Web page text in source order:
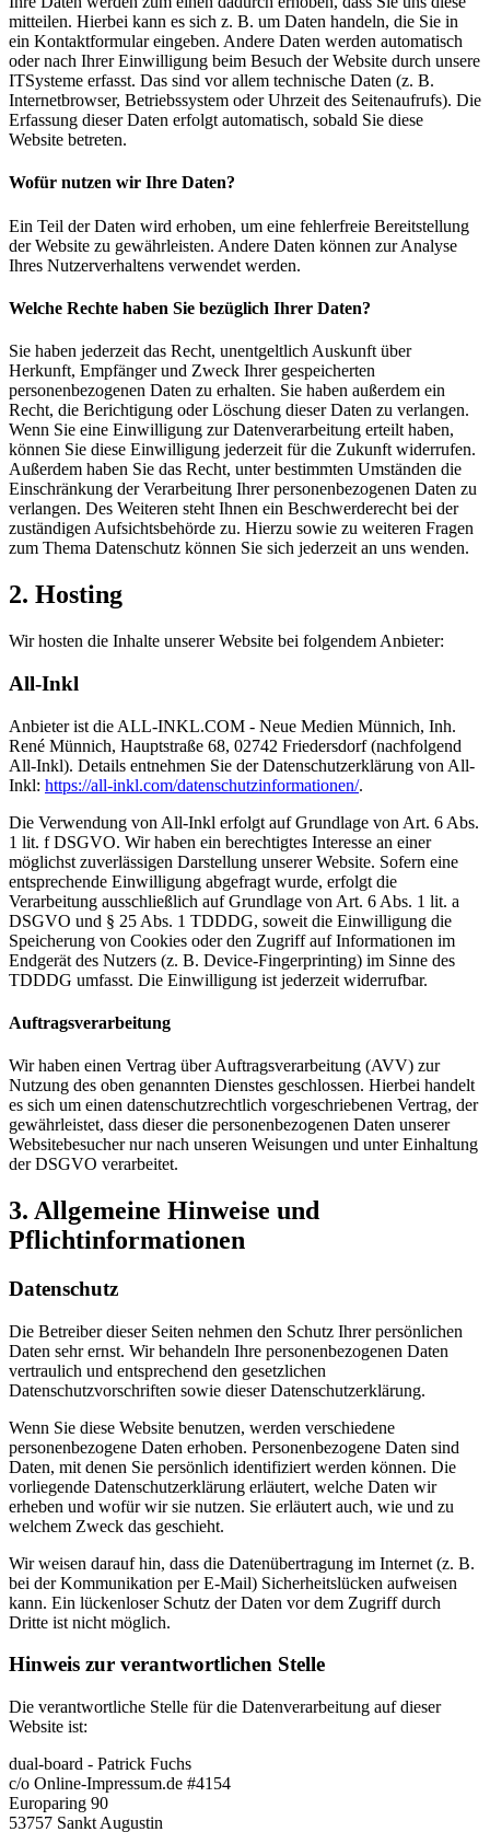
mitteilen. Hierbei kann es sich z. B. um Daten handeln, die Sie in
ein Kontaktformular eingeben. Andere Daten werden automatisch
oder nach Ihrer Einwilligung beim Besuch der Website durch unsere
ITSysteme erfasst. Das sind vor allem technische Daten (z. B.
Internetbrowser, Betriebssystem oder Uhrzeit des Seitenaufrufs). Die
Erfassung dieser Daten erfolgt automatisch, sobald Sie diese
Website betreten.
Wofür nutzen wir Ihre Daten?
Ein Teil der Daten wird erhoben, um eine fehlerfreie Bereitstellung
der Website zu gewährleisten. Andere Daten können zur Analyse
Ihres Nutzerverhaltens verwendet werden.
Welche Rechte haben Sie bezüglich Ihrer Daten?
Sie haben jederzeit das Recht, unentgeltlich Auskunft über
Herkunft, Empfänger und Zweck Ihrer gespeicherten
personenbezogenen Daten zu erhalten. Sie haben außerdem ein
Recht, die Berichtigung oder Löschung dieser Daten zu verlangen.
Wenn Sie eine Einwilligung zur Datenverarbeitung erteilt haben,
können Sie diese Einwilligung jederzeit für die Zukunft widerrufen.
Außerdem haben Sie das Recht, unter bestimmten Umständen die
Einschränkung der Verarbeitung Ihrer personenbezogenen Daten zu
verlangen. Des Weiteren steht Ihnen ein Beschwerderecht bei der
zuständigen Aufsichtsbehörde zu. Hierzu sowie zu weiteren Fragen
zum Thema Datenschutz können Sie sich jederzeit an uns wenden.
2. Hosting
Wir hosten die Inhalte unserer Website bei folgendem Anbieter:
All-Inkl
Anbieter ist die ALL-INKL.COM - Neue Medien Münnich, Inh.
René Münnich, Hauptstraße 68, 02742 Friedersdorf (nachfolgend
All-Inkl). Details entnehmen Sie der Datenschutzerklärung von All-
Inkl: https://all-inkl.com/datenschutzinformationen/.
Die Verwendung von All-Inkl erfolgt auf Grundlage von Art. 6 Abs.
1 lit. f DSGVO. Wir haben ein berechtigtes Interesse an einer
möglichst zuverlässigen Darstellung unserer Website. Sofern eine
entsprechende Einwilligung abgefragt wurde, erfolgt die
Verarbeitung ausschließlich auf Grundlage von Art. 6 Abs. 1 lit. a
DSGVO und § 25 Abs. 1 TDDDG, soweit die Einwilligung die
Speicherung von Cookies oder den Zugriff auf Informationen im
Endgerät des Nutzers (z. B. Device-Fingerprinting) im Sinne des
TDDDG umfasst. Die Einwilligung ist jederzeit widerrufbar.
Auftragsverarbeitung
Wir haben einen Vertrag über Auftragsverarbeitung (AVV) zur
Nutzung des oben genannten Dienstes geschlossen. Hierbei handelt
es sich um einen datenschutzrechtlich vorgeschriebenen Vertrag, der
gewährleistet, dass dieser die personenbezogenen Daten unserer
Websitebesucher nur nach unseren Weisungen und unter Einhaltung
der DSGVO verarbeitet.
3. Allgemeine Hinweise und
Pflichtinformationen
Datenschutz
Die Betreiber dieser Seiten nehmen den Schutz Ihrer persönlichen
Daten sehr ernst. Wir behandeln Ihre personenbezogenen Daten
vertraulich und entsprechend den gesetzlichen
Datenschutzvorschriften sowie dieser Datenschutzerklärung.
Wenn Sie diese Website benutzen, werden verschiedene
personenbezogene Daten erhoben. Personenbezogene Daten sind
Daten, mit denen Sie persönlich identifiziert werden können. Die
vorliegende Datenschutzerklärung erläutert, welche Daten wir
erheben und wofür wir sie nutzen. Sie erläutert auch, wie und zu
welchem Zweck das geschieht.
Wir weisen darauf hin, dass die Datenübertragung im Internet (z. B.
bei der Kommunikation per E-Mail) Sicherheitslücken aufweisen
kann. Ein lückenloser Schutz der Daten vor dem Zugriff durch
Dritte ist nicht möglich.
Hinweis zur verantwortlichen Stelle
Die verantwortliche Stelle für die Datenverarbeitung auf dieser
Website ist:
dual-board - Patrick Fuchs
c/o Online-Impressum.de #4154
Europaring 90
53757 Sankt Augustin